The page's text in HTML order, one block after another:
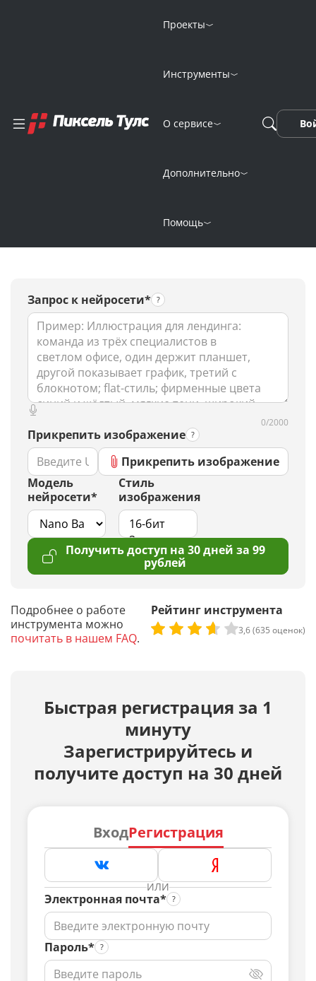
Проекты
Инструменты
О сервисе
Дополнительно
Помощь
изображений
нейросетью
PIXART-δ
Запрос к нейросети*
0/2000
Прикрепить изображение
Прикрепить изображение
Модель
нейросети*
Стиль
изображения
Получить доступ на 30 дней за 99
рублей
Подробнее о работе
инструмента можно
почитать в нашем FAQ.
Рейтинг инструмента
3,6 (635 оценок)
Быстрая регистрация за 1
минуту
Зарегистрируйтесь и
получите доступ на 30 дней
ВходРегистрация
ИЛИ
Электронная почта*
Пароль*